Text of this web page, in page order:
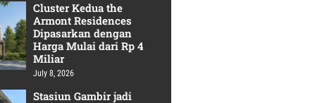
Cluster Kedua the
Armont Residences
Dipasarkan dengan
Harga Mulai dari Rp 4
Miliar
July 8, 2026
Stasiun Gambir jadi